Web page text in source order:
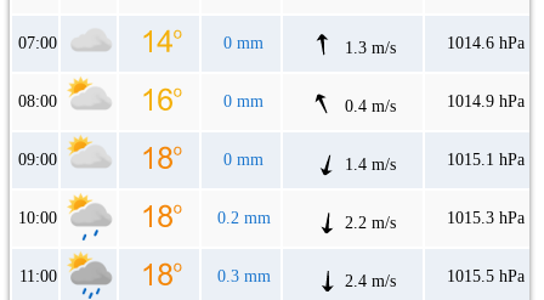
07:00 0 mm 1.3 m/s 1014.6 hPa
08:00 0 mm 0.4 m/s 1014.9 hPa
09:00 0 mm 1.4 m/s 1015.1 hPa
10:00 0.2 mm 2.2 m/s 1015.3 hPa
11:00 0.3 mm 2.4 m/s 1015.5 hPa